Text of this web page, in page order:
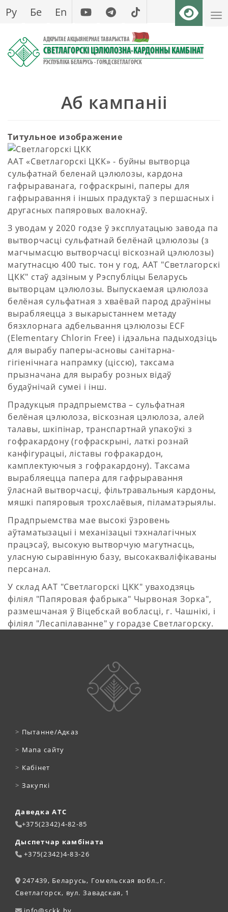
Перайсці
да
змесціва
Ру Бе En
АДКРЫТАЕ АКЦЫЯНЕРНАЕ ТАВАРЫСТВА
СВЕТЛАГОРСКІ ЦЭЛЮЛОЗНА-КАРДОННЫ КАМБІНАТ
РЭСПУБЛІКА БЕЛАРУСЬ - ГОРАД СВЕТЛАГОРСК
Аб кампаніі
Титульное изображение
ААТ «Светлагорскі ЦКК» - буйны вытворца
сульфатнай беленай цэлюлозы, кардона
гафрыраванага, гофраскрыні, паперы для
гафрыравання і іншых прадуктаў з першасных і
другасных папяровых валокнаў.
З уводам у 2020 годзе ў эксплуатацыю завода па
вытворчасці сульфатнай белёнай цэлюлозы (з
магчымасцю вытворчасці віскознай цэлюлозы)
магутнасцю 400 тыс. тон у год, ААТ "Светлагорскі
ЦКК" стаў адзіным у Рэспубліцы Беларусь
вытворцам цэлюлозы. Выпускаемая цэлюлоза
белёная сульфатная з хваёвай парод драўніны
вырабляецца з выкарыстаннем метаду
бязхлорнага адбельвання цэлюлозы ECF
(Elementary Chlorin Free) і ідэальна падыходзіць
для вырабу паперы-асновы санітарна-
гігіенічнага напрамку (ціссю), таксама
прызначана для вырабу розных відаў
будаўнічай сумеі і інш.
Прадукцыя прадпрыемства – сульфатная
белёная цэлюлоза, віскозная цэлюлоза, алей
талавы, шкіпінар, транспартнай упакоўкі з
гофракардону (гофраскрыні, латкі рознай
канфігурацыі, ліставы гофракардон,
камплектуючыя з гофракардону). Таксама
вырабляецца папера для гафрыравання
ўласнай вытворчасці, фільтравальныя кардоны,
мяшкі папяровыя трохслаёвыя, піламатэрыялы.
Прадпрыемства мае высокі ўзровень
аўтаматызацыі і механізацыі тэхналагічных
працэсаў, высокую вытворчую магутнасць,
уласную сыравінную базу, высокакваліфікаваны
персанал.
У склад ААТ "Светлагорскі ЦКК" уваходзяць
філіял "Папяровая фабрыка" Чырвоная Зорка",
размешчаная ў Віцебскай вобласці, г. Чашнікі, і
філіял "Лесапілаванне" у горадзе Светлагорску.
> Пытанне/Адказ
> Мапа сайту
> Кабінет
> Закупкі
Даведка АТС
+375(2342)4-82-85
Дыспетчар камбіната
+375(2342)4-83-26
247439, Беларусь, Гомельская вобл.,г.
Светлагорск, вул. Завадская, 1